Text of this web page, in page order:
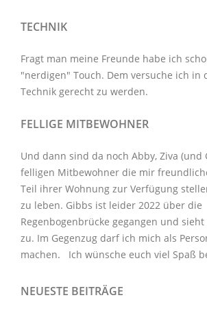
TECHNIK
Fragt man meine Freunde habe ich
"nerdigen" Touch. Dem versuche ich in
Technik gerecht zu werden.
FELLIGE MITBEWOHNER
Und dann sind da noch Abby, Ziva (und
felligen Mitbewohner die mir
Teil ihrer Wohnung zur Verfügung
zu leben. Gibbs ist leider 2022 über die
Regenbogenbrücke gegangen und
zu. Im Gegenzug darf ich mich als
machen. Ich wünsche euch viel Spaß
NEUESTE BEITRÄGE